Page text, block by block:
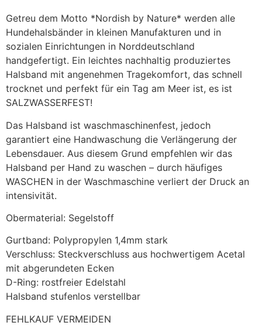
Getreu dem Motto *Nordish by Nature* werden alle
Hundehalsbänder in kleinen Manufakturen und in
sozialen Einrichtungen in Norddeutschland
handgefertigt. Ein leichtes nachhaltig produziertes
Halsband mit angenehmen Tragekomfort, das schnell
trocknet und perfekt für ein Tag am Meer ist, es ist
SALZWASSERFEST!
Das Halsband ist waschmaschinenfest, jedoch
garantiert eine Handwaschung die Verlängerung der
Lebensdauer. Aus diesem Grund empfehlen wir das
Halsband per Hand zu waschen – durch häufiges
WASCHEN in der Waschmaschine verliert der Druck an
intensivität.
Obermaterial: Segelstoff
Gurtband: Polypropylen 1,4mm stark
Verschluss: Steckverschluss aus hochwertigem Acetal
mit abgerundeten Ecken
D-Ring: rostfreier Edelstahl
Halsband stufenlos verstellbar
FEHLKAUF VERMEIDEN